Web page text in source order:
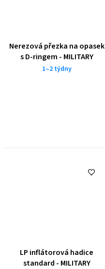
Nerezová přezka na opasek
s D-ringem - MILITARY
1–2 týdny
LP inflátorová hadice
standard - MILITARY